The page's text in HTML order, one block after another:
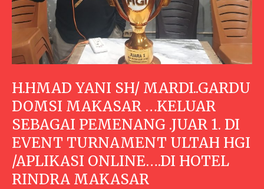
H.HMAD YANI SH/ MARDI..GARDU
DOMSI MAKASAR …KELUAR
SEBAGAI PEMENANG .JUAR 1. DI
EVENT TURNAMENT ULTAH HGI
/APLIKASI ONLINE….DI HOTEL
RINDRA MAKASAR